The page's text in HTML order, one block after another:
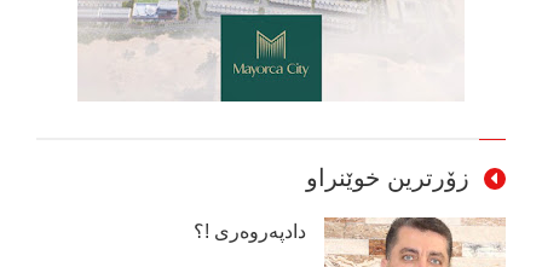
زۆرترین خوێنراو
دادپەروەری !؟